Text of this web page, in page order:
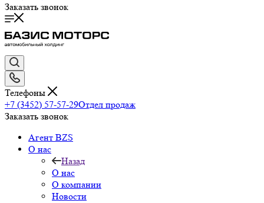
Заказать звонок
Телефоны
+7 (3452) 57-57-29Отдел продаж
Заказать звонок
Агент BZS
О нас
Назад
О нас
О компании
Новости